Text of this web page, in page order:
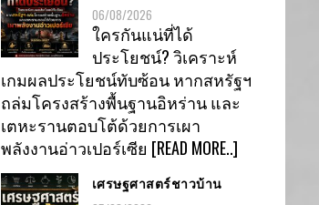
06/08/2026
ใครกันแน่ที่ได้
ประโยชน์? วิเคราะห์
เกมผลประโยชน์ทับซ้อน หากสหรัฐฯ
ถล่มโครงสร้างพื้นฐานอิหร่าน และ
เตหะรานตอบโต้ด้วยการเผา
พลังงานอ่าวเปอร์เซีย [READ MORE..]
เศรษฐศาสตร์ชาวบ้าน